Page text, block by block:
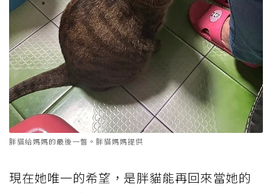
胖貓給媽媽的最後一瞥。胖貓媽媽提供
現在她唯一的希望，是胖貓能再回來當她的